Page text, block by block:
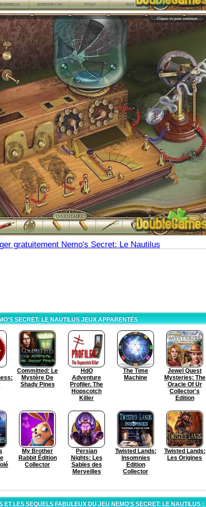
gratuitement Nemo's Secret: Le Nautilus
SECRET: LE NAUTILUS JEUX APPARENTÉS
Committed: Le
Mystère De
Shady Pines
HdO
Adventure
Profiler. The
Hopscotch
Killer
The Time
Machine
Jewel Quest
Mysteries: The
Oracle Of Ur
Collector's
Edition
My Brother
Rabbit Édition
Collector
Persian
Nights: Les
Sables des
Merveilles
Twisted Lands:
Insomnies
Edition
Collector
Twisted Lands:
Les Origines
ET LES SEQUELS FABULEUX DU JEU NEMO'S SECRET: LE NAUTILUS :